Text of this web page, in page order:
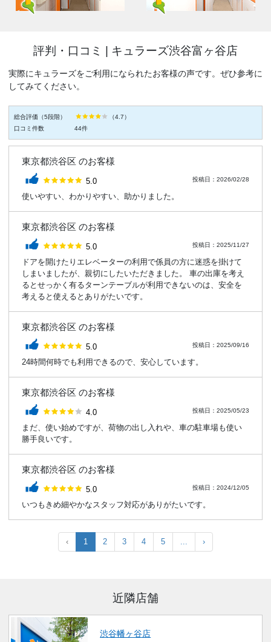
評判・口コミ | キュラーズ渋谷富ヶ谷店
実際にキュラーズをご利用になられたお客様の声です。ぜひ参考に
してみてください。
総合評価（5段階） （4.7）
口コミ件数
44件
東京都渋谷区 のお客様
評価：
5.0 投稿日：2026/02/28
使いやすい、わかりやすい、助かりました。
東京都渋谷区 のお客様
評価：
5.0 投稿日：2025/11/27
ドアを開けたりエレベーターの利用で係員の方に迷惑を掛けて
しまいましたが、親切にしたいただきました。 車の出庫を考え
るとせっかく有るターンテーブルが利用できないのは、安全を
考えると使えるとありがたいです。
東京都渋谷区 のお客様
評価：
5.0 投稿日：2025/09/16
24時間何時でも利用できるので、安心しています。
東京都渋谷区 のお客様
評価：
4.0 投稿日：2025/05/23
まだ、使い始めですが、荷物の出し入れや、車の駐車場も使い
勝手良いです。
東京都渋谷区 のお客様
評価：
5.0 投稿日：2024/12/05
いつもきめ細やかなスタッフ対応がありがたいです。
‹ 1 2 3 4 5 ... ›
近隣店舗
渋谷幡ヶ谷店